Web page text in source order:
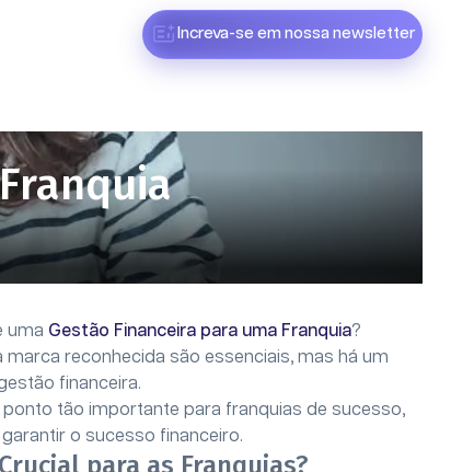
Increva-se em nossa newsletter
uma Gestão Financeira para uma Franquia?
reconhecida são essenciais, mas há um
financeira.
tão importante para franquias de sucesso,
o sucesso financeiro.
para as Franquias?